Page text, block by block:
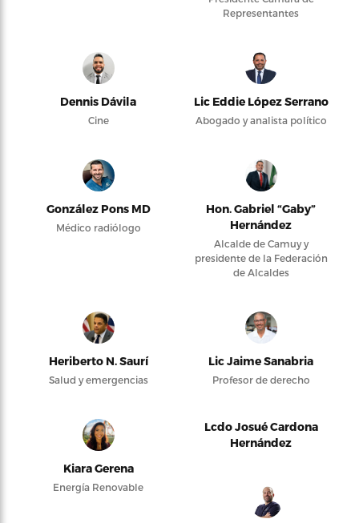
Representantes
Dennis Dávila
Cine
Lic Eddie López Serrano
Abogado y analista político
González Pons MD
Médico radiólogo
Hon. Gabriel “Gaby”
Hernández
Alcalde de Camuy y
presidente de la Federación
de Alcaldes
Heriberto N. Saurí
Salud y emergencias
Lic Jaime Sanabria
Profesor de derecho
Kiara Gerena
Energía Renovable
Lcdo Josué Cardona
Hernández